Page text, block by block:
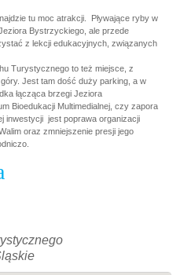
tu moc atrakcji. Pływające ryby w
Bystrzyckiego, ale przede
z lekcji edukacyjnych, związanych
Turystycznego to też miejsce, z
Jest tam dość duży parking, a w
łącząca brzegi Jeziora
Bioedukacji Multimedialnej, czy zapora
inwestycji jest poprawa organizacji
oraz zmniejszenie presji jego